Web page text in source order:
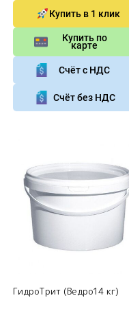
Купить в 1 клик
Купить по
карте
Счёт с НДС
Счёт без НДС
ГидроТрит (Ведро14 кг)